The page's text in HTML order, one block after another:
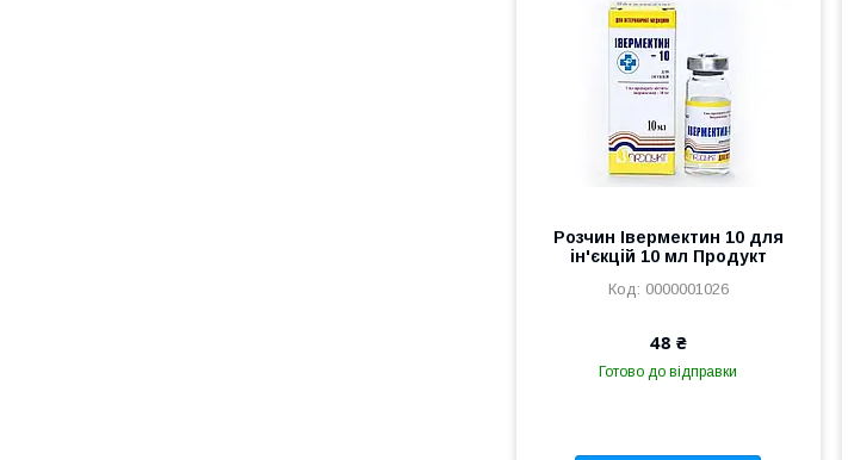
Розчин Івермектин 10 для
ін'єкцій 10 мл Продукт
0000001026
48 ₴
Готово до відправки